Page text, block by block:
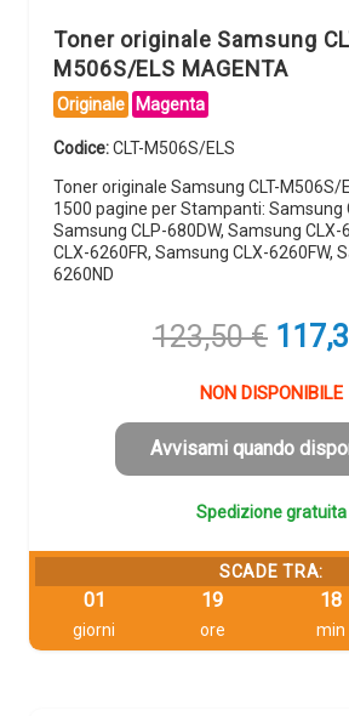
Toner originale Samsung
M506S/ELS MAGENTA
Originale Magenta
Codice:CLT-M506S/ELS
Toner originale Samsung CLT-M506S/
1500 pagine per Stampanti: Samsung
Samsung CLP-680DW, Samsung CLX-
CLX-6260FR, Samsung CLX-6260FW,
6260ND
123,50€ Il
era:
NON DISPONIBILE
Avvisami quando
Spedizione gratuita
SCADE TRA:
01
giorni
19
ore
18
min